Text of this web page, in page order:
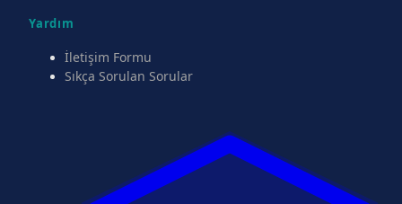
Yardım
İletişim Formu
Sıkça Sorulan Sorular